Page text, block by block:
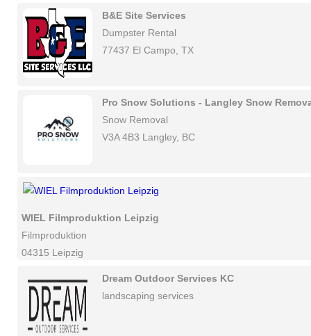
B&E Site Services
Dumpster Rental
77437 El Campo, TX
Pro Snow Solutions - Langley Snow
Snow Removal
V3A 4B3 Langley, BC
WIEL Filmproduktion Leipzig
Filmproduktion
04315 Leipzig
Dream Outdoor Services KC
landscaping services